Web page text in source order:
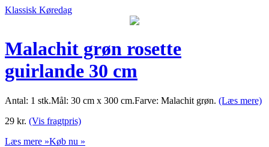
Klassisk Køredag
Malachit grøn rosette
guirlande 30 cm
Antal: 1 stk.Mål: 30 cm x 300 cm.Farve: Malachit grøn. (Læs mere)
29 kr. (Vis fragtpris)
Læs mere »Køb nu »